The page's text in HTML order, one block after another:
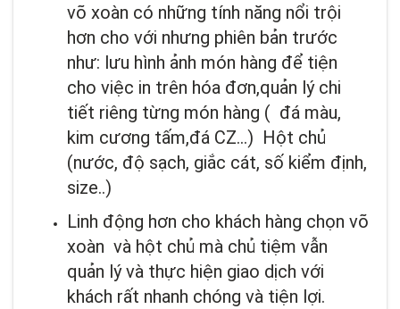
võ xoàn có những tính năng nổi trội
hơn cho với nhưng phiên bản trước
như: lưu hình ảnh món hàng để tiện
cho việc in trên hóa đơn,quản lý chi
tiết riêng từng món hàng ( đá màu,
kim cương tấm,đá CZ…) Hột chủ
(nước, độ sạch, giắc cát, số kiểm định,
size..)
Linh động hơn cho khách hàng chọn võ
xoàn và hột chủ mà chủ tiệm vẫn
quản lý và thực hiện giao dịch với
khách rất nhanh chóng và tiện lợi.